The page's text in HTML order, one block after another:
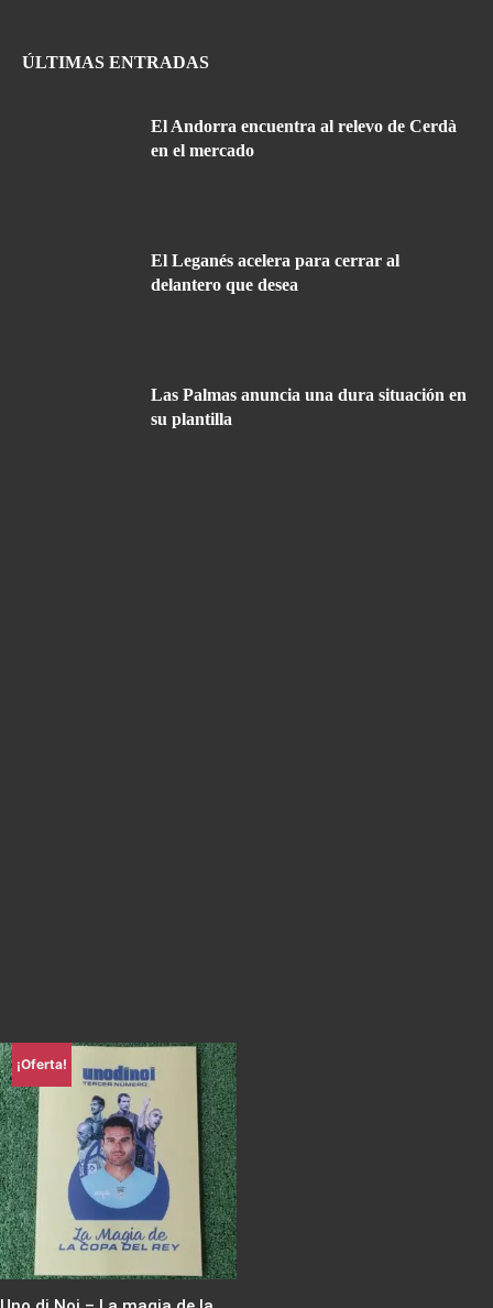
ÚLTIMAS ENTRADAS
El Andorra encuentra al relevo de Cerdà
en el mercado
El Leganés acelera para cerrar al
delantero que desea
Las Palmas anuncia una dura situación en
su plantilla
¡Oferta!